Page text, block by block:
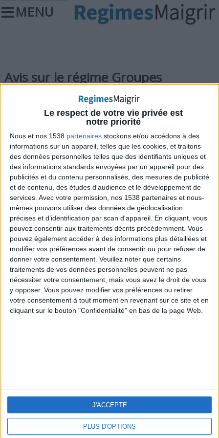
Le respect de votre vie privée est
notre priorité
Nous et nos 1538 partenaires stockons et/ou accédons à des
informations sur un appareil, telles que les cookies, et traitons
des données personnelles telles que des identifiants uniques et
des informations standards envoyées par un appareil pour des
publicités et du contenu personnalisés, des mesures de publicité
et de contenu, des études d'audience et le développement de
services. Avec votre permission, nos 1538 partenaires et nous-
mêmes pouvons utiliser des données de géolocalisation
précises et d’identification par scan d'appareil. En cliquant, vous
pouvez consentir aux traitements décrits précédemment. Vous
pouvez également accéder à des informations plus détaillées et
modifier vos préférences avant de consentir ou pour refuser de
donner votre consentement. Veuillez noter que certains
traitements de vos données personnelles peuvent ne pas
nécessiter votre consentement, mais vous avez le droit de vous
y opposer. Vous pouvez modifier vos préférences ou retirer
votre consentement à tout moment en revenant sur ce site et en
cliquant sur le bouton "Confidentialité" en bas de la page Web.
PLUS D'OPTIONS
J'ACCEPTE
MENU
Avis sur le régime Groupes
Si vous laissez un commentaire, il faudra attendre
que les modérateurs le valident avant qu'il ne soit
publié. Ne republiez pas le même texte plusieurs fois.
> À voir aussi
Le site officiel du docteur Peter d'Adamo
ARTICLES LES PLUS RÉCENTS
Rééquilibrage alimentaire avec
la naturopathie : 10
Quels aliments manger pour
perdre du poids ? Voici le top
40
Grains de café vert : bienfaits et